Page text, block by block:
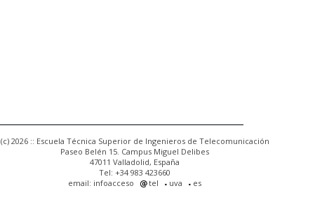
(c) 2026 :: Escuela Técnica Superior de Ingenieros de Telecomunicación
Paseo Belén 15. Campus Miguel Delibes
47011 Valladolid, España
Tel: +34 983 423660
email: infoacceso
tel uva es